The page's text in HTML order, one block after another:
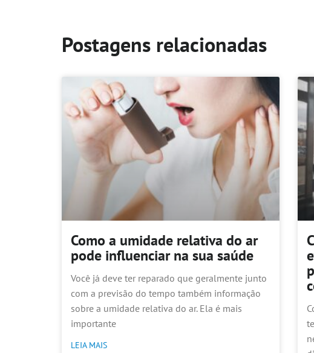
Postagens relacionadas
Como a umidade relativa do ar
pode influenciar na sua saúde
Você já deve ter reparado que geralmente junto
com a previsão do tempo também informação
sobre a umidade relativa do ar. Ela é mais
importante
LEIA MAIS